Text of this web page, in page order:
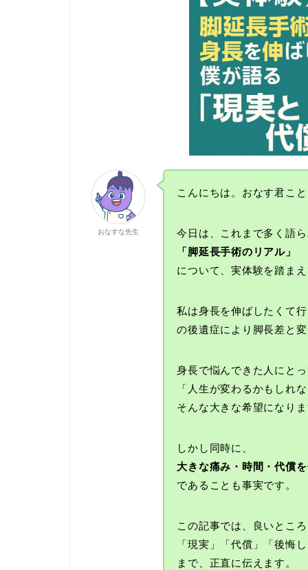
おなすな先生
こんにちは。おなす君こ
今日は、これまで多く語
「脚延長手術のリアル」
について、実体験を踏ま
私は身長を伸ばしたくて
の後遺症により脚長差と
身長で悩んできた人にと
「人生が変わるかもしれ
そんな大きな希望になり
しかし同時に、
大きな痛み・時間・代償
であることも事実です。
この記事では、良いとこ
「現実」「代償」「後悔
まで、正直に伝えます。